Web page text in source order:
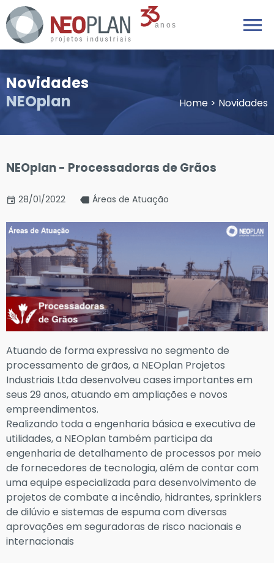
Novidades
NEOplan
Home > Novidades
NEOplan - Processadoras de Grãos
28/01/2022 Áreas de Atuação
Atuando de forma expressiva no segmento de
processamento de grãos, a NEOplan Projetos
Industriais Ltda desenvolveu cases importantes em
seus 29 anos, atuando em ampliações e novos
empreendimentos.
Realizando toda a engenharia básica e executiva de
utilidades, a NEOplan também participa da
engenharia de detalhamento de processos por meio
de fornecedores de tecnologia, além de contar com
uma equipe especializada para desenvolvimento de
projetos de combate a incêndio, hidrantes, sprinklers
de dilúvio e sistemas de espuma com diversas
aprovações em seguradoras de risco nacionais e
internacionais